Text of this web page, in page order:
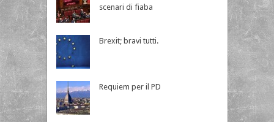
scenari di fiaba
Brexit; bravi tutti.
Requiem per il PD